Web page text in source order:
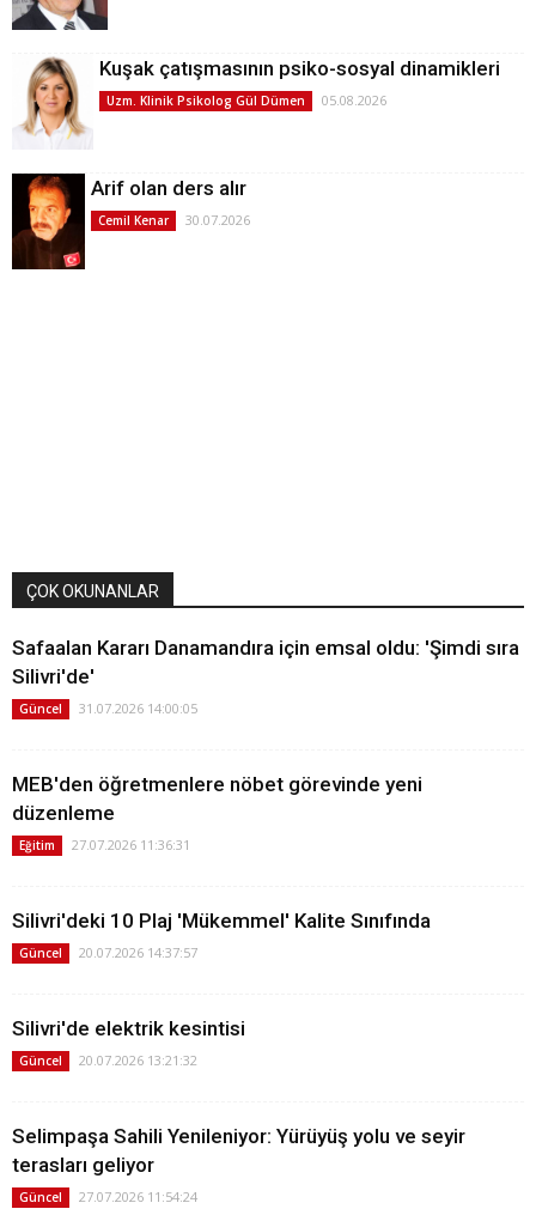
Kuşak çatışmasının psiko-sosyal dinamikleri
Uzm. Klinik Psikolog Gül Dümen 05.08.2026
Arif olan ders alır
Cemil Kenar 30.07.2026
ÇOK OKUNANLAR
Safaalan Kararı Danamandıra için emsal oldu: 'Şimdi sıra
Silivri'de'
Güncel 31.07.2026 14:00:05
MEB'den öğretmenlere nöbet görevinde yeni
düzenleme
Eğitim 27.07.2026 11:36:31
Silivri'deki 10 Plaj 'Mükemmel' Kalite Sınıfında
Güncel 20.07.2026 14:37:57
Silivri'de elektrik kesintisi
Güncel 20.07.2026 13:21:32
Selimpaşa Sahili Yenileniyor: Yürüyüş yolu ve seyir
terasları geliyor
Güncel 27.07.2026 11:54:24